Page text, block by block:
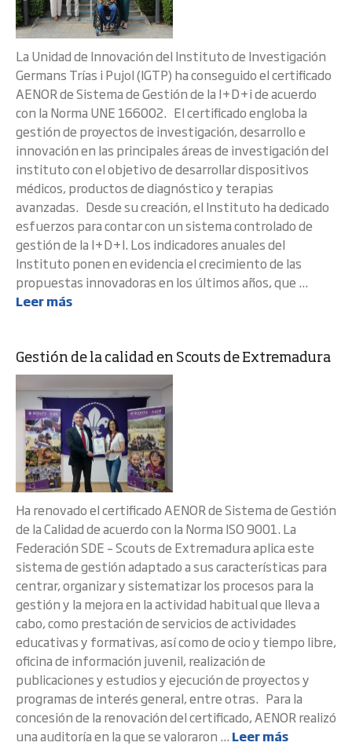
La Unidad de Innovación del Instituto de Investigación
Germans Trías i Pujol (IGTP) ha conseguido el certificado
AENOR de Sistema de Gestión de la I+D+i de acuerdo
con la Norma UNE 166002. El certificado engloba la
gestión de proyectos de investigación, desarrollo e
innovación en las principales áreas de investigación del
instituto con el objetivo de desarrollar dispositivos
médicos, productos de diagnóstico y terapias
avanzadas. Desde su creación, el Instituto ha dedicado
esfuerzos para contar con un sistema controlado de
gestión de la I+D+I. Los indicadores anuales del
Instituto ponen en evidencia el crecimiento de las
propuestas innovadoras en los últimos años, que ...
Leer más
Gestión de la calidad en Scouts de Extremadura
Ha renovado el certificado AENOR de Sistema de Gestión
de la Calidad de acuerdo con la Norma ISO 9001. La
Federación SDE – Scouts de Extremadura aplica este
sistema de gestión adaptado a sus características para
centrar, organizar y sistematizar los procesos para la
gestión y la mejora en la actividad habitual que lleva a
cabo, como prestación de servicios de actividades
educativas y formativas, así como de ocio y tiempo libre,
oficina de información juvenil, realización de
publicaciones y estudios y ejecución de proyectos y
programas de interés general, entre otras. Para la
concesión de la renovación del certificado, AENOR realizó
una auditoría en la que se valoraron ... Leer más